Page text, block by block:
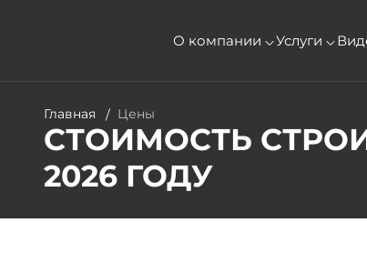
О компании Услуги
Главная Цены
СТОИМОСТЬ
2026 ГОДУ